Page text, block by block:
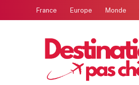
France Europe Monde